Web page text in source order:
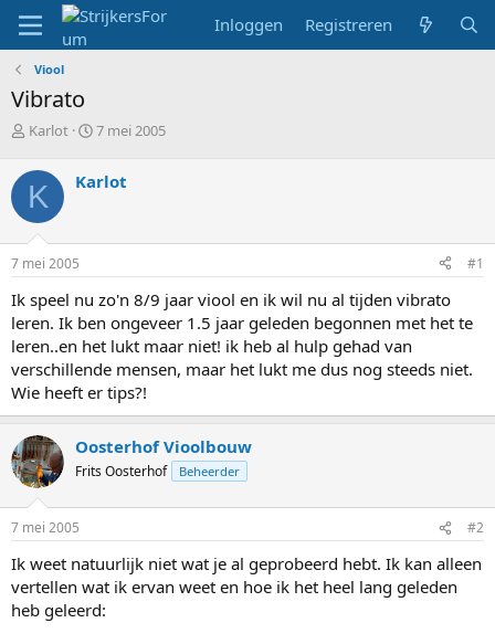
Inloggen Registreren
Viool
Vibrato
T
p
i
c
s
t
a
t
e
r
Karlot
S
r
a
m
7 mei 2005
K Karlot
7 mei 2005 #1
Ik speel nu zo'n 8/9 jaar viool en ik wil nu al tijden vibrato
leren. Ik ben ongeveer 1.5 jaar geleden begonnen met het te
leren..en het lukt maar niet! ik heb al hulp gehad van
verschillende mensen, maar het lukt me dus nog steeds niet.
Wie heeft er tips?!
Oosterhof Vioolbouw
Frits Oosterhof Beheerder
7 mei 2005 #2
Ik weet natuurlijk niet wat je al geprobeerd hebt. Ik kan alleen
vertellen wat ik ervan weet en hoe ik het heel lang geleden
heb geleerd: